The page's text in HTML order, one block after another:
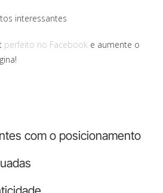
interessantes
perfeito no Facebook e aumente o
com o posicionamento